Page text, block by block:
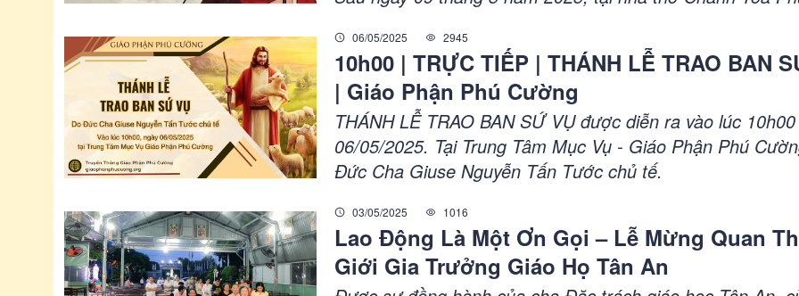
phố Thủ Dầu Một, tỉnh Bình Dương)
06/05/2025 2945
10h00 | TRỰC TIẾP | THÁNH LỄ TRAO BAN
| Giáo Phận Phú Cường
THÁNH LỄ TRAO BAN SỨ VỤ được diễn ra vào lúc
06/05/2025. Tại Trung Tâm Mục Vụ - Giáo Phận Phú
Đức Cha Giuse Nguyễn Tấn Tước chủ tế.
03/05/2025 1016
Lao Động Là Một Ơn Gọi – Lễ Mừng Quan
Giới Gia Trưởng Giáo Họ Tân An